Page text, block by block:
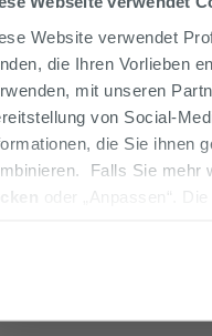
Website verwendet
die Ihren Vorlieben
mit unseren
von Social-
die Sie ihnen
Falls Sie mehr
oder „Anpassen“.